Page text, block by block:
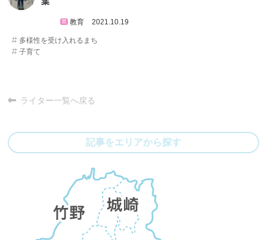
教育 2021.10.19
多様性を受け入れるまち
子育て
ライター一覧へ戻る
記事をエリアから探す